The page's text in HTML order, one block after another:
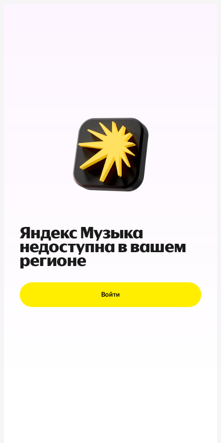
Яндекс Музыка
недоступна в вашем
регионе
Войти